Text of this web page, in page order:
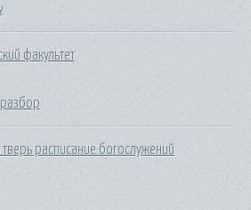
факультет
расписание богослужений